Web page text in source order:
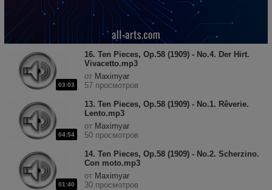
03:03
16. Ten Pieces, Op.58 (1909) - No.4. Der Hirt.
Vivacetto.mp3
от Maximyar
57 просмотров
04:54
13. Ten Pieces, Op.58 (1909) - No.1. Rêverie.
Lento.mp3
от Maximyar
50 просмотров
01:40
14. Ten Pieces, Op.58 (1909) - No.2. Scherzino.
Con moto.mp3
от Maximyar
30 просмотров